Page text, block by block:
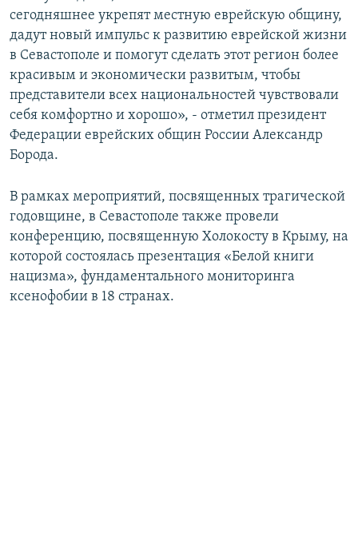
сегодняшнее укрепят местную еврейскую общину,
дадут новый импульс к развитию еврейской жизни
в Севастополе и помогут сделать этот регион более
красивым и экономически развитым, чтобы
представители всех национальностей чувствовали
себя комфортно и хорошо», - отметил президент
Федерации еврейских общин России Александр
Борода.
В рамках мероприятий, посвященных трагической
годовщине, в Севастополе также провели
конференцию, посвященную Холокосту в Крыму, на
которой состоялась презентация «Белой книги
нацизма», фундаментального мониторинга
ксенофобии в 18 странах.